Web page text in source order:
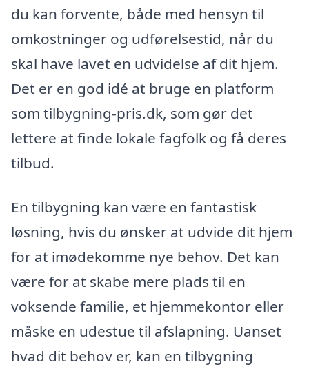
du kan forvente, både med hensyn til
omkostninger og udførelsestid, når du
skal have lavet en udvidelse af dit hjem.
Det er en god idé at bruge en platform
som tilbygning-pris.dk, som gør det
lettere at finde lokale fagfolk og få deres
tilbud.
En tilbygning kan være en fantastisk
løsning, hvis du ønsker at udvide dit hjem
for at imødekomme nye behov. Det kan
være for at skabe mere plads til en
voksende familie, et hjemmekontor eller
måske en udestue til afslapning. Uanset
hvad dit behov er, kan en tilbygning